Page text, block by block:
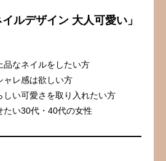
ルデザイン 大人可愛い」
品なネイルをしたい方
ャレ感は欲しい方
しい可愛さを取り入れたい方
たい30代・40代の女性